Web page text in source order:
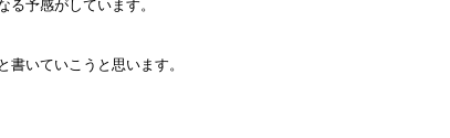
予感がしています。
いていこうと思います。